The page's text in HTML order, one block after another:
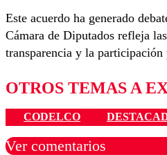
Este acuerdo ha generado
Cámara de Diputados refleja
transparencia y la
OTROS TEMAS A
CODELCO
Ver comentarios